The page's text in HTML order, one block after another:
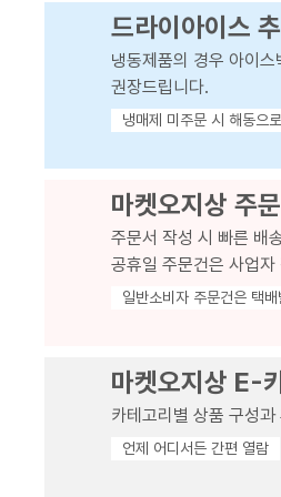
드라이아이스
냉동제품의 경우 아이
권장드립니다.
냉매제 미주문 시 해동으
마켓오지상 주
주문서 작성 시 빠른 배
공휴일 주문건은 사업
일반소비자 주문건은 택
마켓오지상 E-
카테고리별 상품 구성
언제 어디서든 간편 열람